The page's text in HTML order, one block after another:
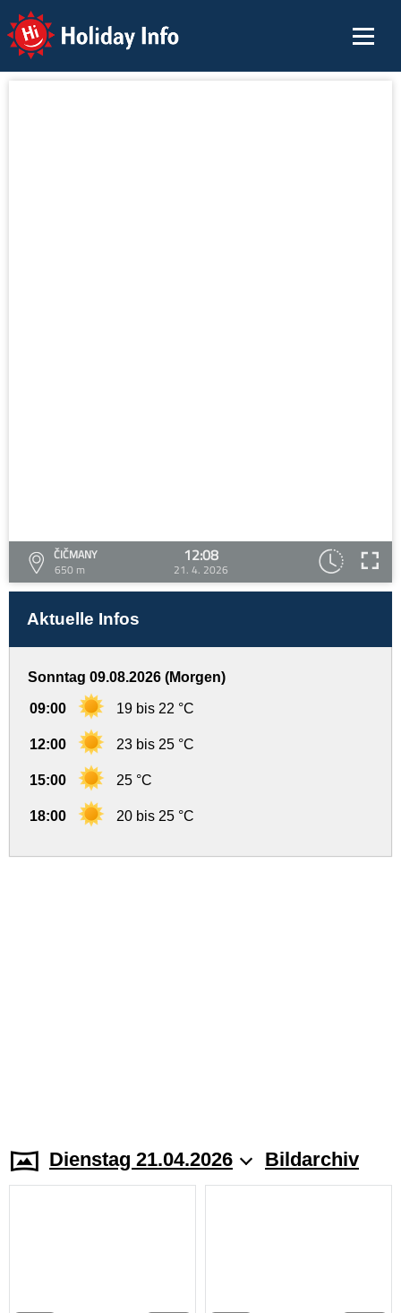
Holiday Info
ČIČMANY
650 m
12:08
21. 4. 2026
Aktuelle Infos
Sonntag 09.08.2026 (Morgen)
09:00 19 bis 22 °C
12:00 23 bis 25 °C
15:00 25 °C
18:00 20 bis 25 °C
Dienstag 21.04.2026 Bildarchiv